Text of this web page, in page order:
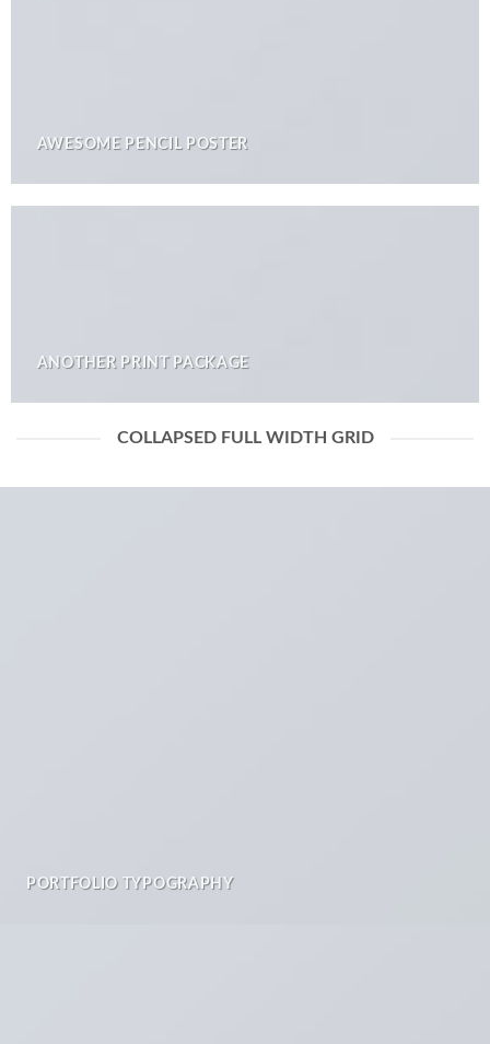
AWESOME PENCIL POSTER
ANOTHER PRINT PACKAGE
COLLAPSED FULL WIDTH GRID
PORTFOLIO TYPOGRAPHY